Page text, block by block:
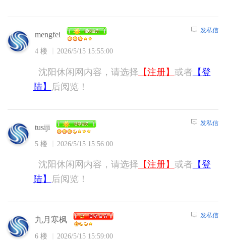
mengfei
4 楼 2026/5/15 15:55:00
发私信
沈阳休闲网内容，请选择 【注册】 或者 【登
陆】
后阅览！
tusiji
5 楼 2026/5/15 15:56:00
发私信
沈阳休闲网内容，请选择 【注册】 或者 【登
陆】
后阅览！
九月寒枫
6 楼 2026/5/15 15:59:00
发私信